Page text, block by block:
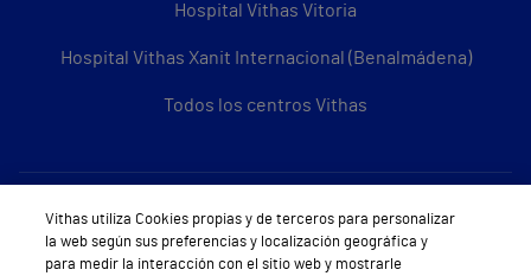
Hospital Vithas Vitoria
Hospital Vithas Xanit Internacional (Benalmádena)
Todos los centros Vithas
Sobre Vithas
Quiénes somos
Vithas utiliza Cookies propias y de terceros para personalizar
la web según sus preferencias y localización geográfica y
para medir la interacción con el sitio web y mostrarle